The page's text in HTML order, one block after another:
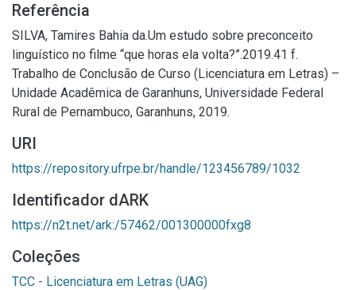
Referência
SILVA, Tamires Bahia da.Um estudo sobre preconceito
linguístico no filme “que horas ela volta?”.2019.41 f.
Trabalho de Conclusão de Curso (Licenciatura em Letras) –
Unidade Acadêmica de Garanhuns, Universidade Federal
Rural de Pernambuco, Garanhuns, 2019.
URI
https://repository.ufrpe.br/handle/123456789/1032
Identificador dARK
https://n2t.net/ark:/57462/001300000fxg8
Coleções
TCC - Licenciatura em Letras (UAG)